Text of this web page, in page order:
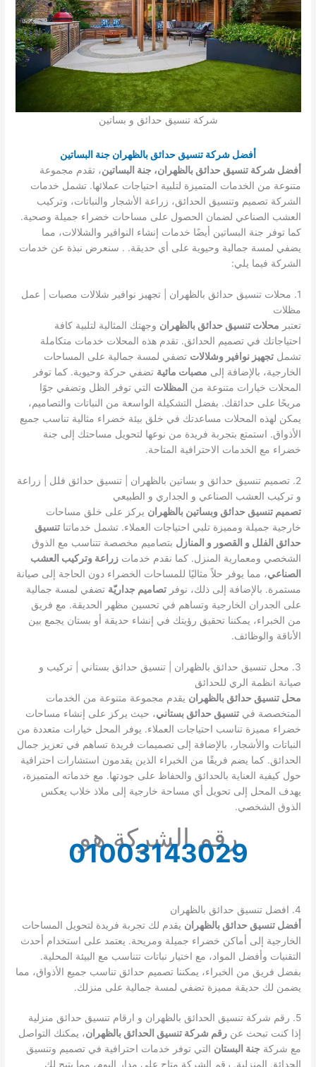
شركة تنسيق حدائق و بساتين
أفضل شركة تنسيق حدائق بالظهران جنة البساتين
أفضل شركة تنسيق حدائق بالظهران، جنة البساتين، تقدم مجموعة
متنوعة من الخدمات المتميزة لتلبية احتياجات عملائها. تشمل خدمات
الشركة تصميم وتنسيق الحدائق، زراعة الأشجار والنباتات، وتركيب
العشب الصناعي لضمان الحصول على مساحات خضراء جميلة وصحية.
كما توفر جنة البساتين أيضًا خدمات إنشاء النوافير والشلالات، مما
يضفي لمسة جمالية وحيوية على أي حديقة. . سنعرض نبذة عن خدمات
الشركة فيما يلي:
1. محلات تنسيق حدائق بالظهران | تجهيز نوافير شلالات مصبات | عمل
مظلات
تعتبر محلات تنسيق حدائق بالظهران وجهتك المثالية لتلبية كافة
احتياجاتك في تصميم الحدائق. تقدم هذه المحلات خدمات متكاملة
تشملتجهيز نوافير وشلالات تضفي لمسة جمالية على المساحات
الخارجية، بالإضافة إلى مصبات مائية تضفي حركة وحيوية. كما توفر
المحلات خيارات متنوعة من المظلات التي توفر الظل وتضفي جوًا
مريحًا على حدائقك. بفضل التشكيلة الواسعة من النباتات والتصاميم،
يمكن لهذه المحلات مساعدتك في خلق بيئة خضراء مثالية تناسب جميع
الأذواق. استمتع بتجربة فريدة من نوعها لتحويل مساحتك إلى جنة
خضراء مع الخدمات الاحترافية المتاحة.
2. تصميم تنسيق حدائق و بساتين بالظهران | تنسيق حدائق فلل | زراعة
و تركيب العشب الصناعي و الجداري و الطبيعي
تصميم تنسيق حدائق وبساتين بالظهران يركز على خلق مساحات
خارجية جميلة ومميزة تلبي احتياجات العملاء. تشمل خدماتناتنسيق
حدائق الفلل و القصور و المنازل بتصاميم مخصصة تتناسب مع الذوق
الشخصي ومعمارية المنزل. كما نقدم خدماتزراعة وتركيب العشب
الصناعي، مما يوفر حلاً مثاليًا للمساحات الخضراء دون الحاجة إلى صيانة
مستمرة. بالإضافة إلى ذلك، نوفرتصاميم جداريّة تضفي لمسة جمالية
على الجدران الخارجية وتساهم في تحسين مظهر الحديقة. مع فريق
من الخبراء، يمكننا تحقيق رؤيتك في إنشاء حديقة أو بستان يجمع بين
الأناقة والوظائف.
3. محل تنسيق حدائق بالظهران | تنسيق حدائق بستاني | تركيب و
صيانة انظمة الري للحدائق
محل تنسيق حدائق بالظهران يقدم مجموعة متنوعة من الخدمات
المتخصصة فيتنسيق حدائق بستاني، حيث يركز على إنشاء مساحات
خضراء مميزة تناسب احتياجات العملاء. يوفر المحل خيارات متعددة من
النباتات والأشجار، بالإضافة إلى تصميمات فريدة تساهم في تعزيز جمال
الحدائق. كما يضم فريقًا من الخبراء الذين يقدمون استشارات احترافية
حول كيفية العناية بالحدائق والحفاظ على جودتها. مع خدماته المتميزة،
يهدف المحل إلى تحويل أي مساحة خارجية إلى ملاذ خلاب يعكس
الذوق الشخصي.
رقم الشركة هو
01003143029
4. افضل تنسيق حدائق بالظهران
أفضل تنسيق حدائق بالظهران يقدم لك تجربة فريدة لتحويل المساحات
الخارجية إلى أماكن خضراء جميلة ومريحة. يعتمد على استخدام أحدث
التقنيات وأفضل المواد، مع اختيار نباتات تتناسب مع البيئة المحلية.
بفضل فريق من الخبراء، يمكننا تصميم حدائق تناسب جميع الأذواق، مما
يضمن لك حديقة مميزة تضفي لمسة جمالية على منزلك.
5. رقم شركة تنسيق الحدائق بالظهران و ارقام تنسيق حدائق منزلية
إذا كنت تبحث عنرقم شركة تنسيق الحدائق بالظهران، يمكنك التواصل
مع شركة جنة البستان التي توفر خدمات احترافية في تصميم وتنسيق
الحدائق المنزلية. رقم الشركة متاح على مدار اليوم، مما يتيح لك